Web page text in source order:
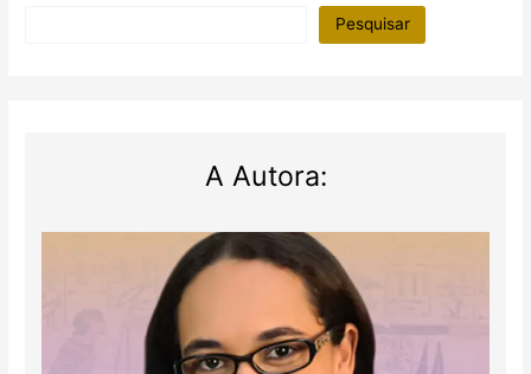
Pesquisar
A Autora: